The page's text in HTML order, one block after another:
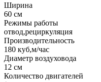
Ширина
60 см
Режимы работы
отвод,рециркуляция
Производительность
180 куб,м/час
Диаметр воздуховода
12 см
Количество двигателей